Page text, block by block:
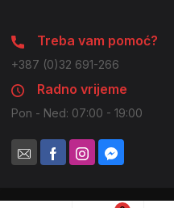
Treba vam pomoć?
+387 (0)32 691-266
Radno vrijeme
Pon - Ned: 07:00 - 19:00